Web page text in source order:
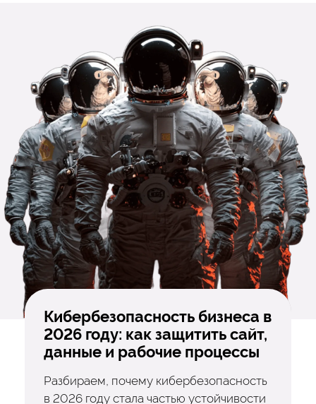
Кибербезопасность бизнеса в
2026 году: как защитить сайт,
данные и рабочие процессы
Разбираем, почему кибербезопасность
в 2026 году стала частью устойчивости